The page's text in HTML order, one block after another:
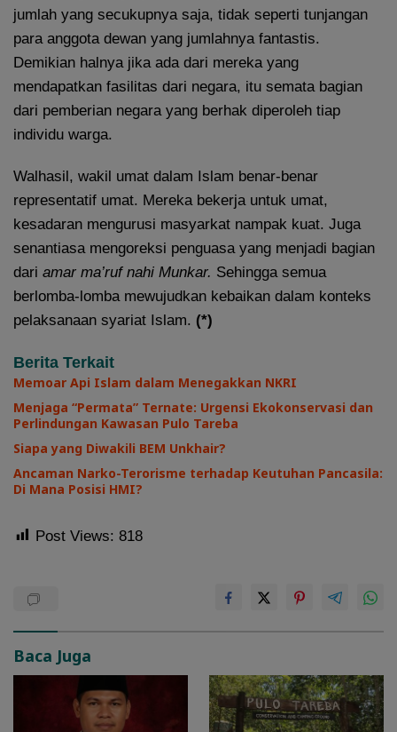
jumlah yang secukupnya saja, tidak seperti tunjangan
para anggota dewan yang jumlahnya fantastis.
Demikian halnya jika ada dari mereka yang
mendapatkan fasilitas dari negara, itu semata bagian
dari pemberian negara yang berhak diperoleh tiap
individu warga.
Walhasil, wakil umat dalam Islam benar-benar
representatif umat. Mereka bekerja untuk umat,
kesadaran mengurusi masyarkat nampak kuat. Juga
senantiasa mengoreksi penguasa yang menjadi bagian
dari amar ma’ruf nahi Munkar. Sehingga semua
berlomba-lomba mewujudkan kebaikan dalam konteks
pelaksanaan syariat Islam. (*)
Berita Terkait
Memoar Api Islam dalam Menegakkan NKRI
Menjaga “Permata” Ternate: Urgensi Ekokonservasi dan
Perlindungan Kawasan Pulo Tareba
Siapa yang Diwakili BEM Unkhair?
Ancaman Narko-Terorisme terhadap Keutuhan Pancasila:
Di Mana Posisi HMI?
Post Views: 818
Baca Juga